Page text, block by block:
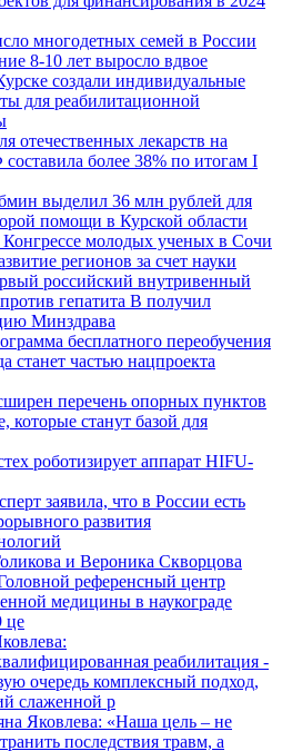
многодетных семей в России
8-10 лет выросло вдвое
создали индивидуальные
для реабилитационной
отечественных лекарств на
более 38% по итогам I
выделил 36 млн рублей для
помощи в Курской области
молодых ученых в Сочи
регионов за счет науки
российский внутривенный
гепатита В получил
Минздрава
бесплатного переобучения
станет частью нацпроекта
перечень опорных пунктов
которые станут базой для
роботизирует аппарат HIFU-
заявила, что в России есть
развития
и Вероника Скворцова
референсный центр
медицины в наукограде
це
реабилитация -
очередь комплексный подход,
слаженной р
Яковлева: «Наша цель – не
последствия травм, а